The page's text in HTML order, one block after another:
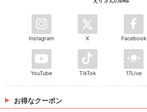
Instagram X Facebook
YouTube TikTok 17Live
お得なクーポン